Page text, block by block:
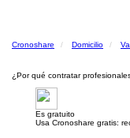
Cronoshare Domicilio
¿Por qué contratar
Es gratuito
Usa Cronoshare gratis: